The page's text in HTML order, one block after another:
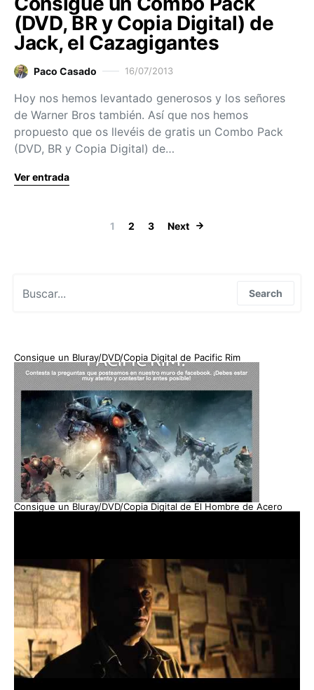
(DVD, BR y Copia Digital) de
Jack, el Cazagigantes
Paco Casado 16/07/2013
Hoy nos hemos levantado generosos y los señores
de Warner Bros también. Así que nos hemos
propuesto que os llevéis de gratis un Combo Pack
(DVD, BR y Copia Digital) de…
Ver entrada
Paginación
1 2 3 Next
Search
Consigue un Bluray/DVD/Copia Digital de Pacific Rim
Consigue un Bluray/DVD/Copia Digital de El Hombre de Acero